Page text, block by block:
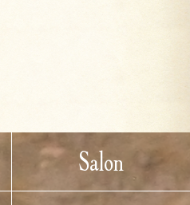
Salon